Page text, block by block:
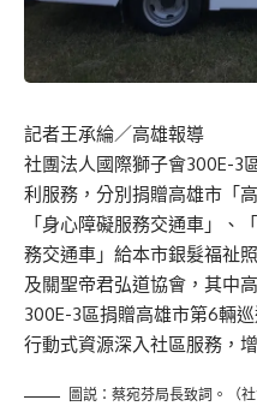
記者王承綸／高雄報導
社團法人國際獅子會300E-3
利服務，分別捐贈高雄市「
「身心障礙服務交通車」、
務交通車」給本市銀髮福祉
及關聖帝君弘道協會，其中
300E-3區捐贈高雄市第6輛
行動式資源深入社區服務，
圖説：蔡宛芬局長致詞。（社